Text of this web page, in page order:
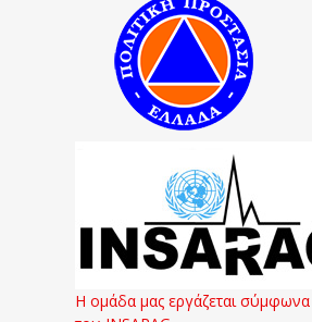
Η ομάδα μας εργάζεται σύμφωνα